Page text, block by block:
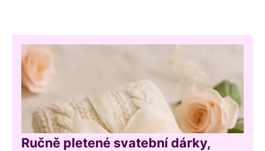
Ručně pletené svatební dárky,